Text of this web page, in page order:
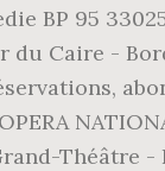
BP 95
Caire -
Théâtre -